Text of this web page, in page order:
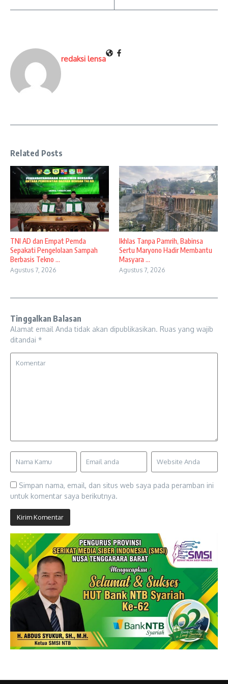
redaksi lensa
Related Posts
TNI AD dan Empat Pemda
Sepakati Pengelolaan Sampah
Berbasis Tekno ...
Agustus 7, 2026
Ikhlas Tanpa Pamrih, Babinsa
Sertu Maryono Hadir Membantu
Masyara ...
Agustus 7, 2026
Tinggalkan Balasan
Alamat email Anda tidak akan dipublikasikan. Ruas yang wajib
ditandai *
Simpan nama, email, dan situs web saya pada peramban ini
untuk komentar saya berikutnya.